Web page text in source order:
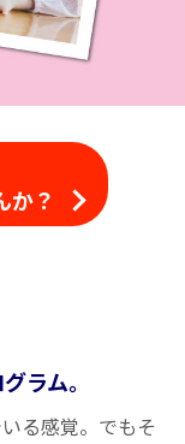
か？
ラム。
る感覚。でもそ